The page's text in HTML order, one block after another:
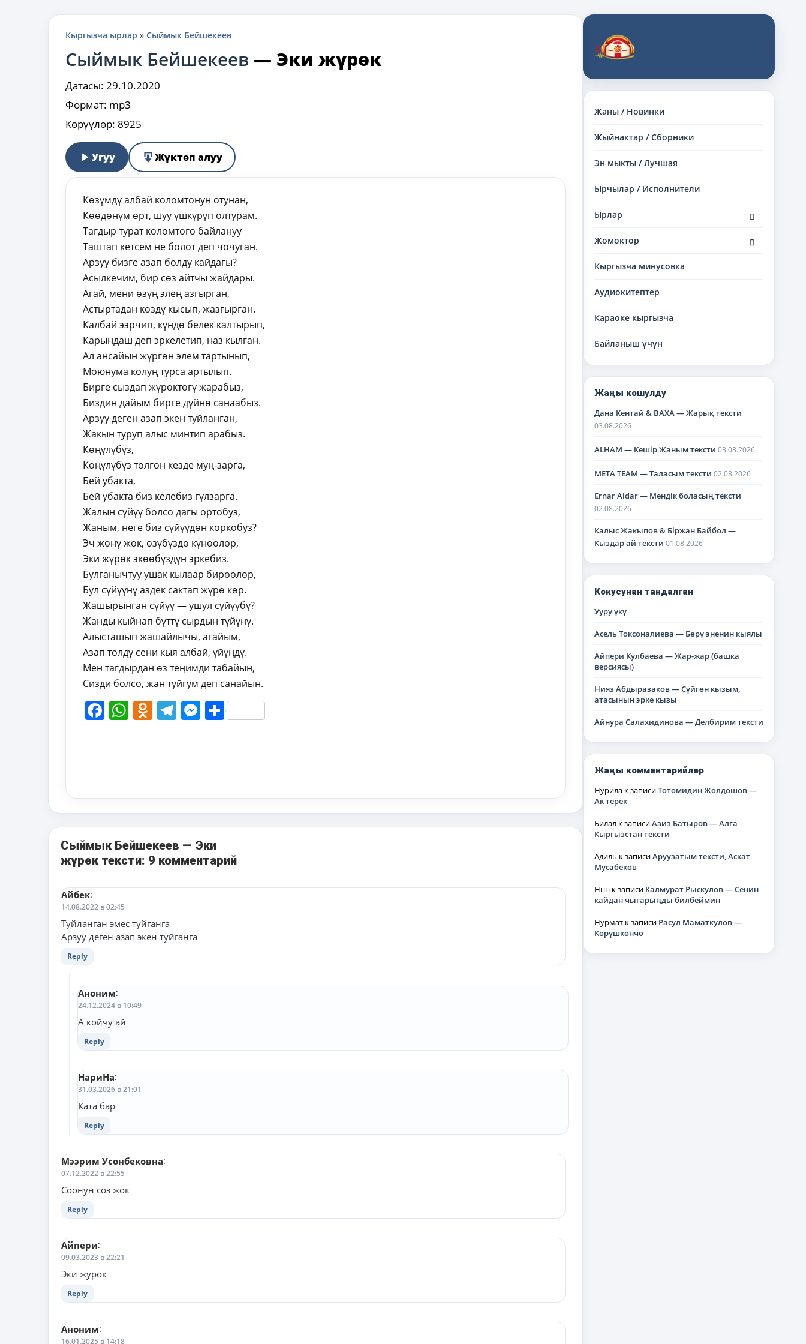
Жаны / Новинки
Жыйнактар / Сборники
Эн мыкты / Лучшая
Ырчылар / Исполнители
Ырлар
дочернее
Жомоктор
дочернее
Кыргызча минусовка
Аудиокитептер
Караоке кыргызча
Байланыш үчүн
Жаңы кошулду
Дана Кентай & BAXA — Жарық тексти
03.08.2026
ALHAM — Кешір Жаным тексти 03.08.2026
META TEAM — Таласым тексти 02.08.2026
Ernar Aidar — Мендік боласың тексти
02.08.2026
Калыс Жакыпов & Біржан Байбол —
Кыздар ай тексти 01.08.2026
Кокусунан тандалган
Ууру үкү
Асель Токсоналиева — Бөрү эненин кыялы
Айпери Кулбаева — Жар-жар (башка
версиясы)
Нияз Абдыразаков — Сүйгөн кызым,
атасынын эрке кызы
Айнура Салахидинова — Делбирим тексти
Жаңы комментарийлер
Нурила к записиТотомидин Жолдошов —
Ак терек
Билал к записиАзиз Батыров — Алга
Кыргызстан тексти
Адиль к записиАруузатым тексти, Аскат
Мусабеков
Ннн к записи Калмурат Рыскулов — Сенин
кайдан чыгарыңды билбеймин
Нурмат к записи Расул Маматкулов —
Көрүшкөнчө
Кыргызча ырлар » Сыймык Бейшекеев
Сыймык Бейшекеев — Эки жүрөк
Датасы: 29.10.2020
Формат: mp3
Көрүүлөр: 8925
Угуу Жүктөп алуу
Көзүмдү албай коломтонун отунан,
Көөдөнүм өрт, шуу үшкүрүп олтурам.
Тагдыр турат коломтого байлануу
Таштап кетсем не болот деп чочуган.
Арзуу бизге азап болду кайдагы?
Асылкечим, бир сөз айтчы жайдары.
Агай, мени өзүң элең азгырган,
Астыртадан көздү кысып, жазгырган.
Калбай ээрчип, күндө белек калтырып,
Карындаш деп эркелетип, наз кылган.
Ал ансайын жүргөн элем тартынып,
Моюнума колуң турса артылып.
Бирге сыздап жүрөктөгү жарабыз,
Биздин дайым бирге дүйнө санаабыз.
Арзуу деген азап экен туйланган,
Жакын туруп алыс минтип арабыз.
Көңүлүбүз,
Көңүлүбүз толгон кезде муң-зарга,
Бей убакта,
Бей убакта биз келебиз гүлзарга.
Жалын сүйүү болсо дагы ортобуз,
Жаным, неге биз сүйүүдөн коркобуз?
Эч жөнү жок, өзүбүздө күнөөлөр,
Эки жүрөк экөөбүздүн эркебиз.
Булганычтуу ушак кылаар бирөөлөр,
Бул сүйүүнү аздек сактап жүрө көр.
Жашырынган сүйүү — ушул сүйүүбү?
Жанды кыйнап бүттү сырдын түйүнү.
Алысташып жашайлычы, агайым,
Азап толду сени кыя албай, үйүңдү.
Мен тагдырдан өз теңимди табайын,
Сизди болсо, жан туйгум деп санайын.
Facebook
WhatsApp
Odnoklassniki
Telegram
Messenger
Share
Сыймык Бейшекеев — Эки
жүрөк тексти: 9 комментарий
Айбек:
14.08.2022 в 02:45
Туйланган эмес туйганга
Арзуу деген азап экен туйганга
Reply
Аноним:
24.12.2024 в 10:49
А койчу ай
Reply
НариНа:
31.03.2026 в 21:01
Ката бар
Reply
Мээрим Усонбековна:
07.12.2022 в 22:55
Соонун соз жок
Reply
Айпери:
09.03.2023 в 22:21
Эки журок
Reply
Аноним:
16.01.2025 в 14:18